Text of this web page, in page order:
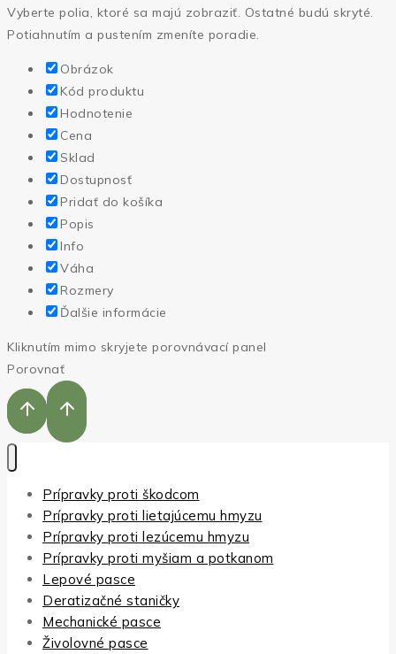
Vyberte polia, ktoré sa majú zobraziť. Ostatné budú skryté.
Potiahnutím a pustením zmeníte poradie.
Obrázok
Kód produktu
Hodnotenie
Cena
Sklad
Dostupnosť
Pridať do košíka
Popis
Info
Váha
Rozmery
Ďalšie informácie
Kliknutím mimo skryjete porovnávací panel
Porovnať
Prípravky proti škodcom
Prípravky proti lietajúcemu hmyzu
Prípravky proti lezúcemu hmyzu
Prípravky proti myšiam a potkanom
Lepové pasce
Deratizačné staničky
Mechanické pasce
Živolovné pasce